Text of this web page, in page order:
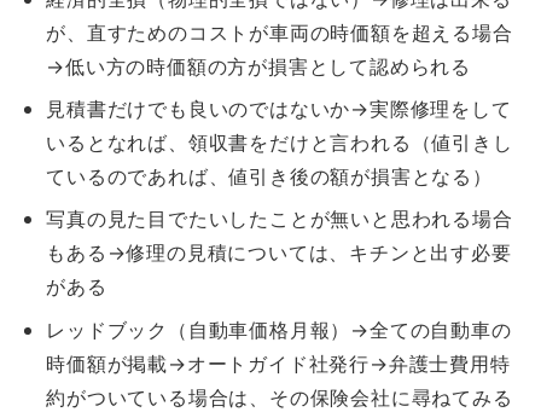
が、直すためのコストが車両の時価額を超える場合
→低い方の時価額の方が損害として認められる
見積書だけでも良いのではないか→実際修理をして
いるとなれば、領収書をだけと言われる（値引きし
ているのであれば、値引き後の額が損害となる）
写真の見た目でたいしたことが無いと思われる場合
もある→修理の見積については、キチンと出す必要
がある
レッドブック（自動車価格月報）→全ての自動車の
時価額が掲載→オートガイド社発行→弁護士費用特
約がついている場合は、その保険会社に尋ねてみる